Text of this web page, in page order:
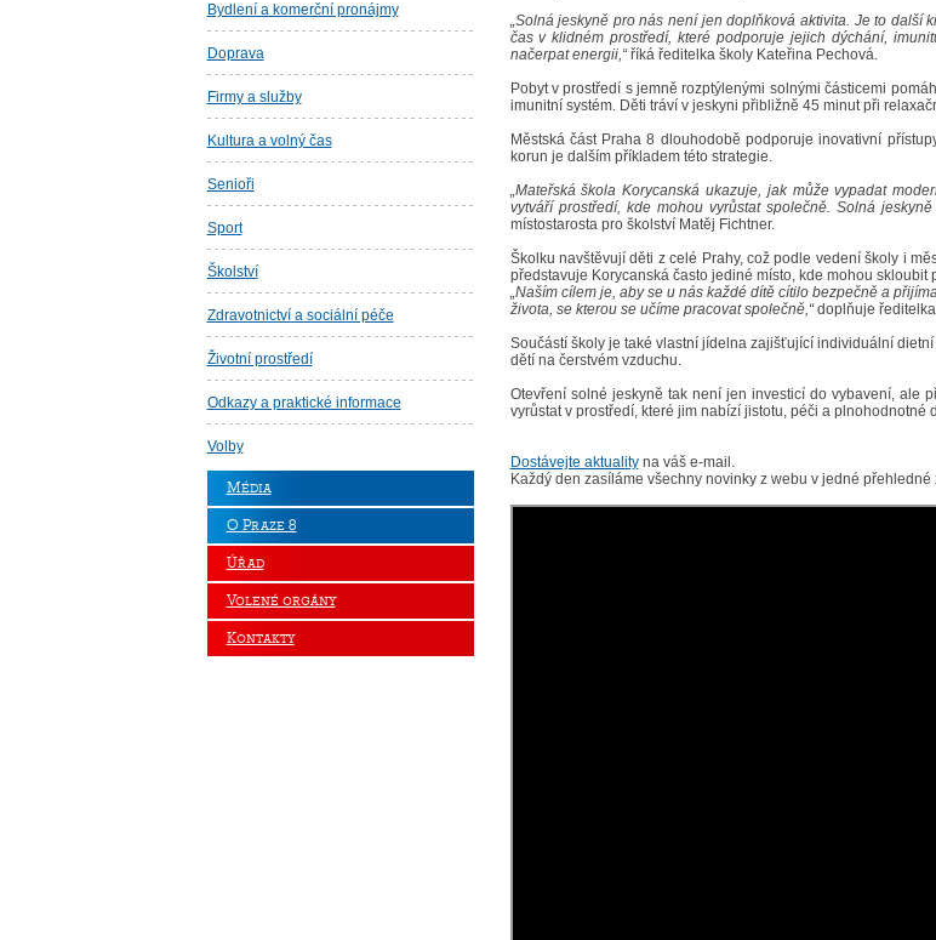
Bydlení a komerční pronájmy
Doprava
Firmy a služby
Kultura a volný čas
Senioři
Sport
Školství
Zdravotnictví a sociální péče
Životní prostředí
Odkazy a praktické informace
Volby
Média
O Praze 8
Úřad
Volené orgány
Kontakty
„Solná jeskyně pro nás není jen doplňková aktivita. Je to další
čas v klidném prostředí, které podporuje jejich dýchání,
načerpat energii,“říká ředitelka školy Kateřina Pechová.
Pobyt v prostředí s jemně rozptýlenými solnými částicemi
imunitní systém. Děti tráví v jeskyni přibližně 45 minut při
Městská část Praha 8 dlouhodobě podporuje inovativní
korun je dalším příkladem této strategie.
„Mateřská škola Korycanská ukazuje, jak může vypadat
vytváří prostředí, kde mohou vyrůstat společně. Solná
místostarosta pro školství Matěj Fichtner.
Školku navštěvují děti z celé Prahy, což podle vedení školy i
představuje Korycanská často jediné místo, kde mohou
„Naším cílem je, aby se u nás každé dítě cítilo bezpečně a
života, se kterou se učíme pracovat společně,“doplňuje
Součástí školy je také vlastní jídelna zajišťující individuální
dětí na čerstvém vzduchu.
Otevření solné jeskyně tak není jen investicí do vybavení, ale
vyrůstat v prostředí, které jim nabízí jistotu, péči a plnohodnotné
Dostávejte aktualityna váš e-mail.
Každý den zasíláme všechny novinky z webu v jedné přehledné